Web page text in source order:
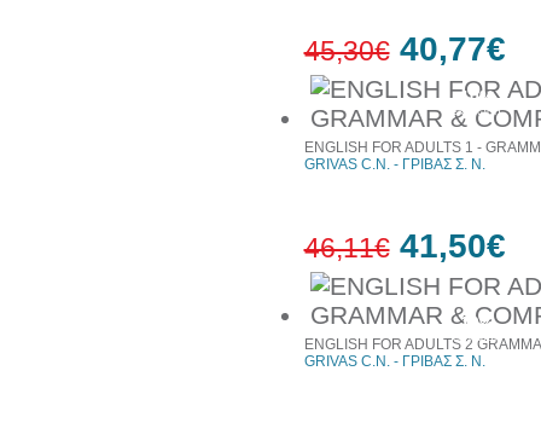
10%
έκπτωση
45,30€ 40,77€
10%
έκπτωση
ENGLISH FOR ADULTS 1 -
GRIVAS C.N. - ΓΡΙΒΑΣ Σ. Ν.
46,11€ 41,50€
ENGLISH FOR ADULTS 2
GRIVAS C.N. - ΓΡΙΒΑΣ Σ. Ν.